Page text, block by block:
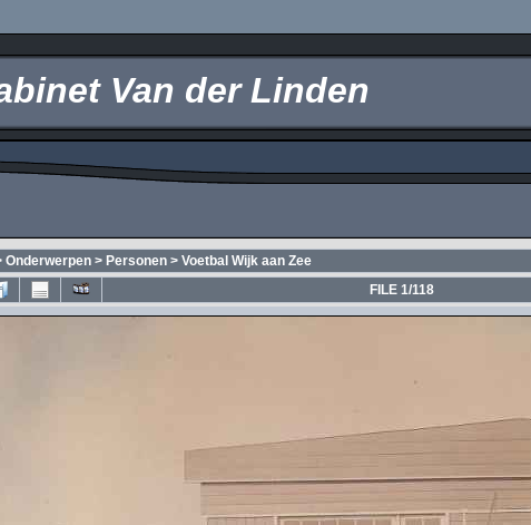
Van der Linden
Onderwerpen > Personen > Voetbal Wijk aan Zee
FILE 1/118